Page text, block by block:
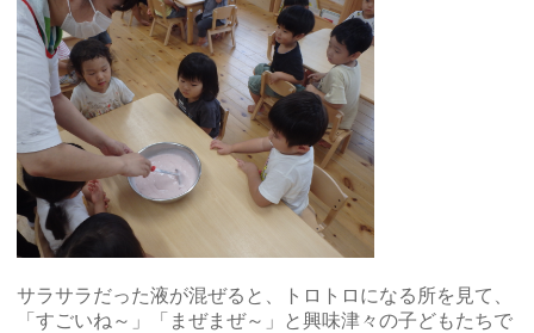
サラサラだった液が混ぜると、トロトロになる所を見て、
「すごいね～」「まぜまぜ～」と興味津々の子どもたちで